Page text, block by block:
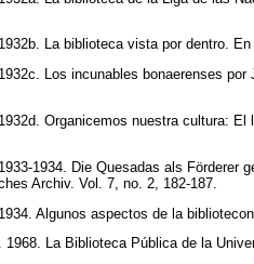
La biblioteca vista por dentro.
Los incunables bonaerenses
Organicemos nuestra cultura:
1934. Die Quesadas als Förderer
Archiv. Vol. 7, no. 2, 182-187.
Algunos aspectos de la
1968. La Biblioteca Pública de la